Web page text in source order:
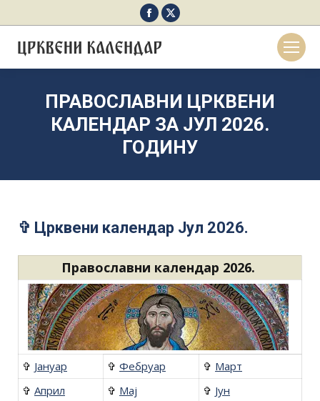
Facebook
opens
in
window
X
in
window
ПРАВОСЛАВНИ ЦРКВЕНИ
КАЛЕНДАР ЗА JУЛ 2026.
ГОДИНУ
✞ Црквени календар Jул 2026.
Православни календар 2026.
✞ Jануар ✞ Фебруар ✞ Март
✞ Април ✞ Маj ✞ Jун